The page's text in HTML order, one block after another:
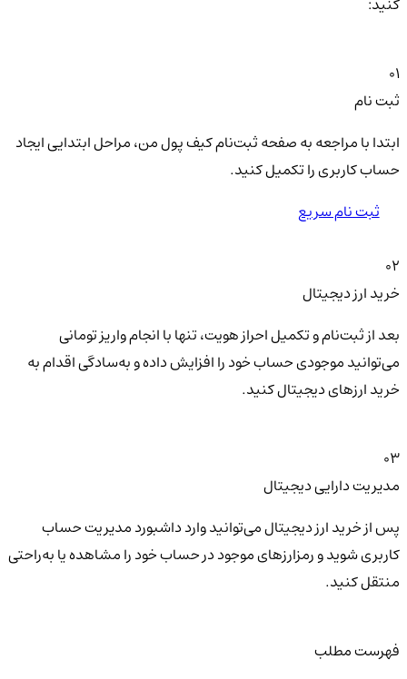
01
ثبت نام
ابتدا با مراجعه به صفحه ثبت‌نام کیف‌ پول من، مراحل ابتدایی ایجاد
حساب کاربری را تکمیل کنید.
ثبت نام سریع
02
خرید ارز دیجیتال
بعد از ثبت‌نام و تکمیل احراز هویت، تنها با انجام واریز تومانی
می‌توانید موجودی حساب خود را افزایش داده و به‌سادگی اقدام به
خرید ارزهای دیجیتال کنید.
03
مدیریت دارایی دیجیتال
پس از خرید ارز دیجیتال می‌توانید وارد داشبورد مدیریت حساب
کاربری شوید و رمزارزهای موجود در حساب خود را مشاهده یا به‌راحتی
منتقل کنید.
فهرست مطلب